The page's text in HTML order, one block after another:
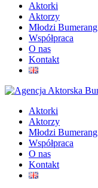
Aktorki
Aktorzy
Młodzi Bumerang
Współpraca
O nas
Kontakt
Aktorki
Aktorzy
Młodzi Bumerang
Współpraca
O nas
Kontakt